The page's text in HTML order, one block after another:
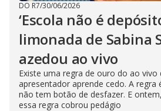
DO R7/30/06/2026
‘Escola não é
limonada de Sabina
azedou ao vivo
Existe uma regra de ouro do ao vivo
apresentador aprende cedo. A regra
não tem botão de desfazer. E
essa regra cobrou pedágio